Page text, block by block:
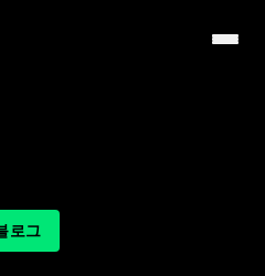
천 9선
– 전국 온천 후 프리미엄 마사
로그